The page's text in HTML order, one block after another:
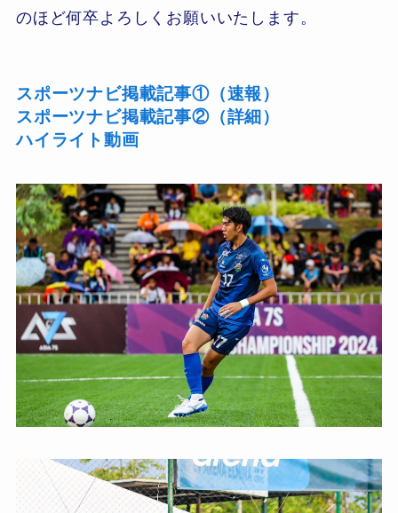
のほど何卒よろしくお願いいたします。
スポーツナビ掲載記事①（速報）
スポーツナビ掲載記事②（詳細）
ハイライト動画